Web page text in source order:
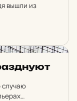
вышли из
случаю